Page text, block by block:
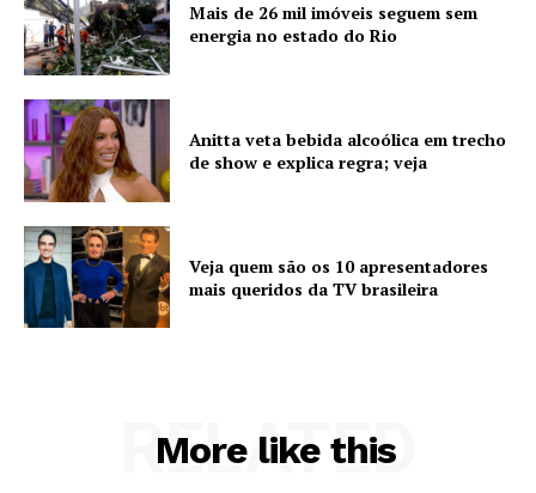
Mais de 26 mil imóveis seguem sem
energia no estado do Rio
Anitta veta bebida alcoólica em trecho
de show e explica regra; veja
Veja quem são os 10 apresentadores
mais queridos da TV brasileira
More like this
RELATED